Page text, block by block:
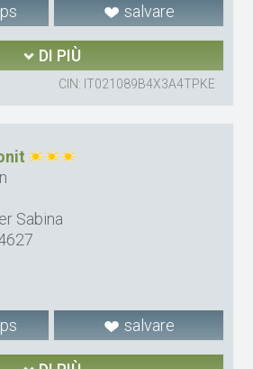
salvare
DI PIÙ
CIN: IT021089B4X3A4TPKE
Sabina
salvare